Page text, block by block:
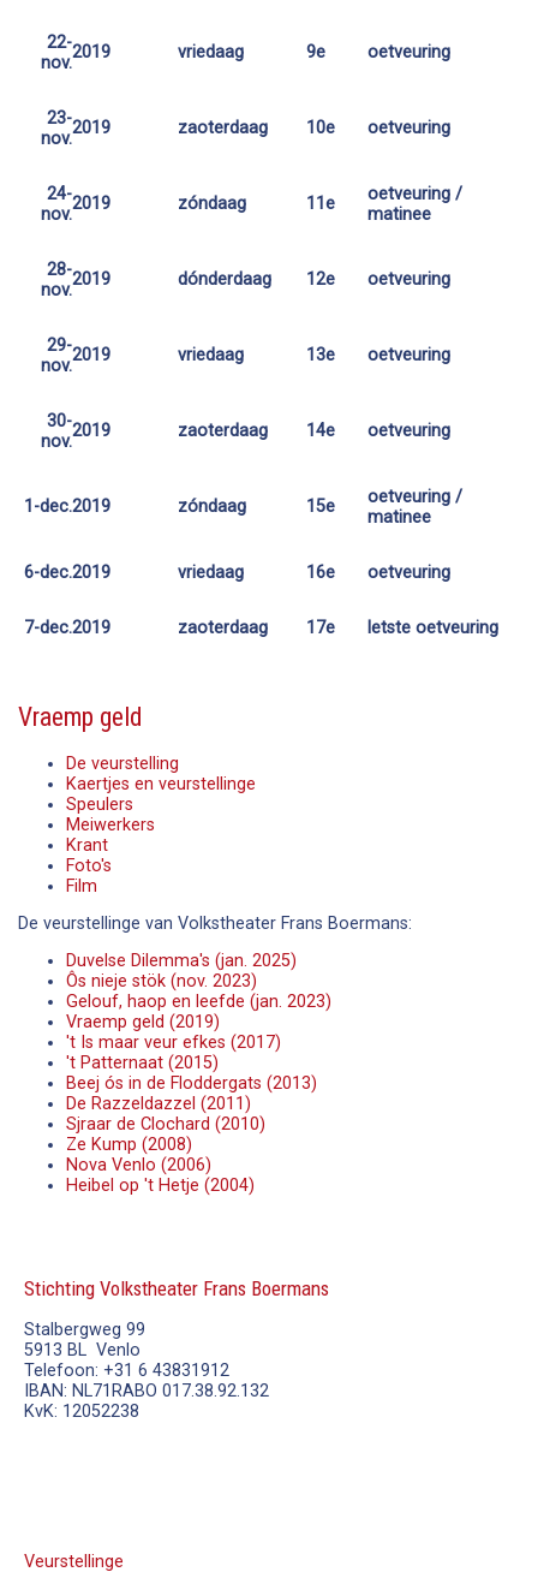
22-
nov.
2019 vriedaag 9e oetveuring
23-
nov.
2019 zaoterdaag 10e oetveuring
24-
nov.
2019 zóndaag 11e
oetveuring /
matinee
28-
nov.
2019 dónderdaag 12e oetveuring
29-
nov.
2019 vriedaag 13e oetveuring
30-
nov.
2019 zaoterdaag 14e oetveuring
1-dec.2019 zóndaag 15e
oetveuring /
matinee
6-dec.2019 vriedaag 16e oetveuring
7-dec.2019 zaoterdaag 17e letste oetveuring
Vraemp geld
De veurstelling
Kaertjes en veurstellinge
Speulers
Meiwerkers
Krant
Foto's
Film
De veurstellinge van Volkstheater Frans Boermans:
Duvelse Dilemma's (jan. 2025)
Ôs nieje stök (nov. 2023)
Gelouf, haop en leefde (jan. 2023)
Vraemp geld (2019)
't Is maar veur efkes (2017)
't Patternaat (2015)
Beej ós in de Floddergats (2013)
De Razzeldazzel (2011)
Sjraar de Clochard (2010)
Ze Kump (2008)
Nova Venlo (2006)
Heibel op 't Hetje (2004)
Stichting Volkstheater Frans Boermans
Stalbergweg 99
5913 BL Venlo
Telefoon: +31 6 43831912
IBAN: NL71RABO 017.38.92.132
KvK: 12052238
Veurstellinge